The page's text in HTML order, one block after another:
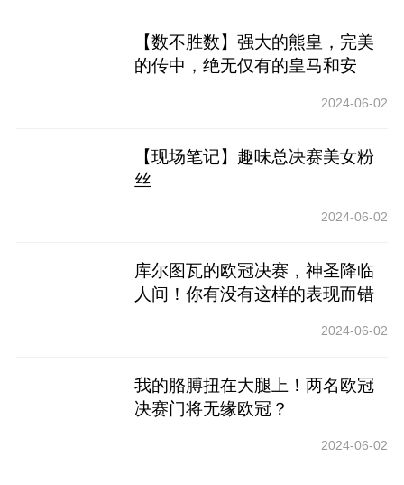
【数不胜数】强大的熊皇，完美
的传中，绝无仅有的皇马和安
2024-06-02
【现场笔记】趣味总决赛美女粉
丝
2024-06-02
库尔图瓦的欧冠决赛，神圣降临
人间！你有没有这样的表现而错
2024-06-02
我的胳膊扭在大腿上！两名欧冠
决赛门将无缘欧冠？
2024-06-02